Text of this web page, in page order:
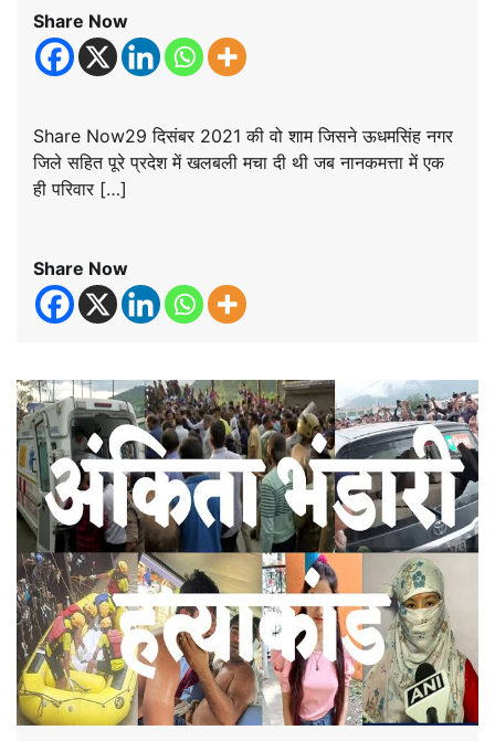
Share Now
Share Now29 दिसंबर 2021 की वो शाम जिसने ऊधमसिंह नगर
जिले सहित पूरे प्रदेश में खलबली मचा दी थी जब नानकमत्ता में एक
ही परिवार […]
Share Now